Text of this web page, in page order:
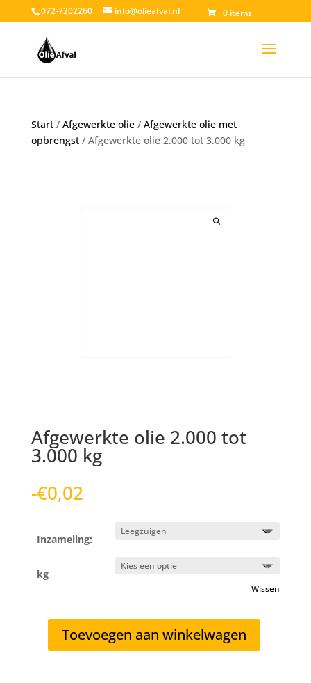
072-7202260 info@olieafval.nl 0 items
Start/ Afgewerkte olie/ Afgewerkte olie met
opbrengst/ Afgewerkte olie 2.000 tot 3.000 kg
Afgewerkte olie 2.000 tot
3.000 kg
-€0,02
Inzameling:
kg
Wissen
AfgewerkteToevoegen aan winkelwagen